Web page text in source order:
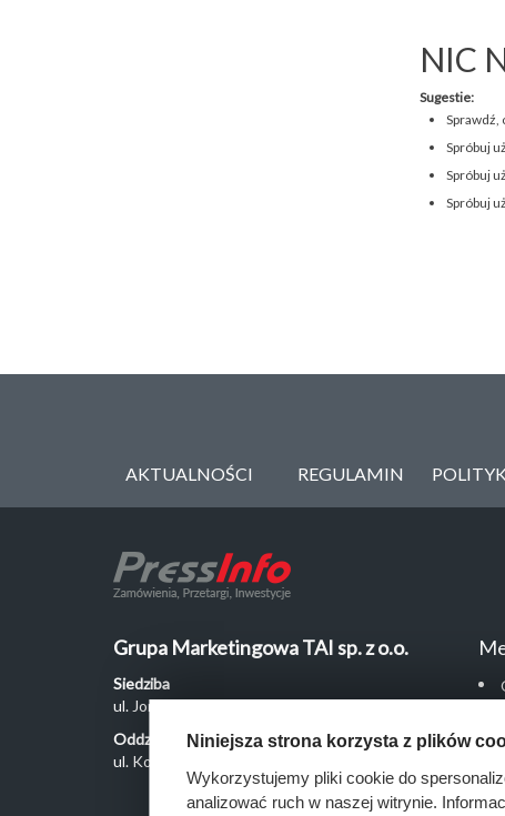
NIC
Sugestie:
Sprawdź,
Spróbuj
Spróbuj
Spróbuj
AKTUALNOŚCI REGULAMIN
Grupa Marketingowa TAI sp. z o.o.
Siedziba
ul. Jordanowska 12, 04-204 Warszawa
Oddział Poznań
ul. Kochanowskiego 18/6, 60-846 Poznań
Niniejsza strona korzysta z plików
Wykorzystujemy pliki cookie do
analizować ruch w naszej witrynie.